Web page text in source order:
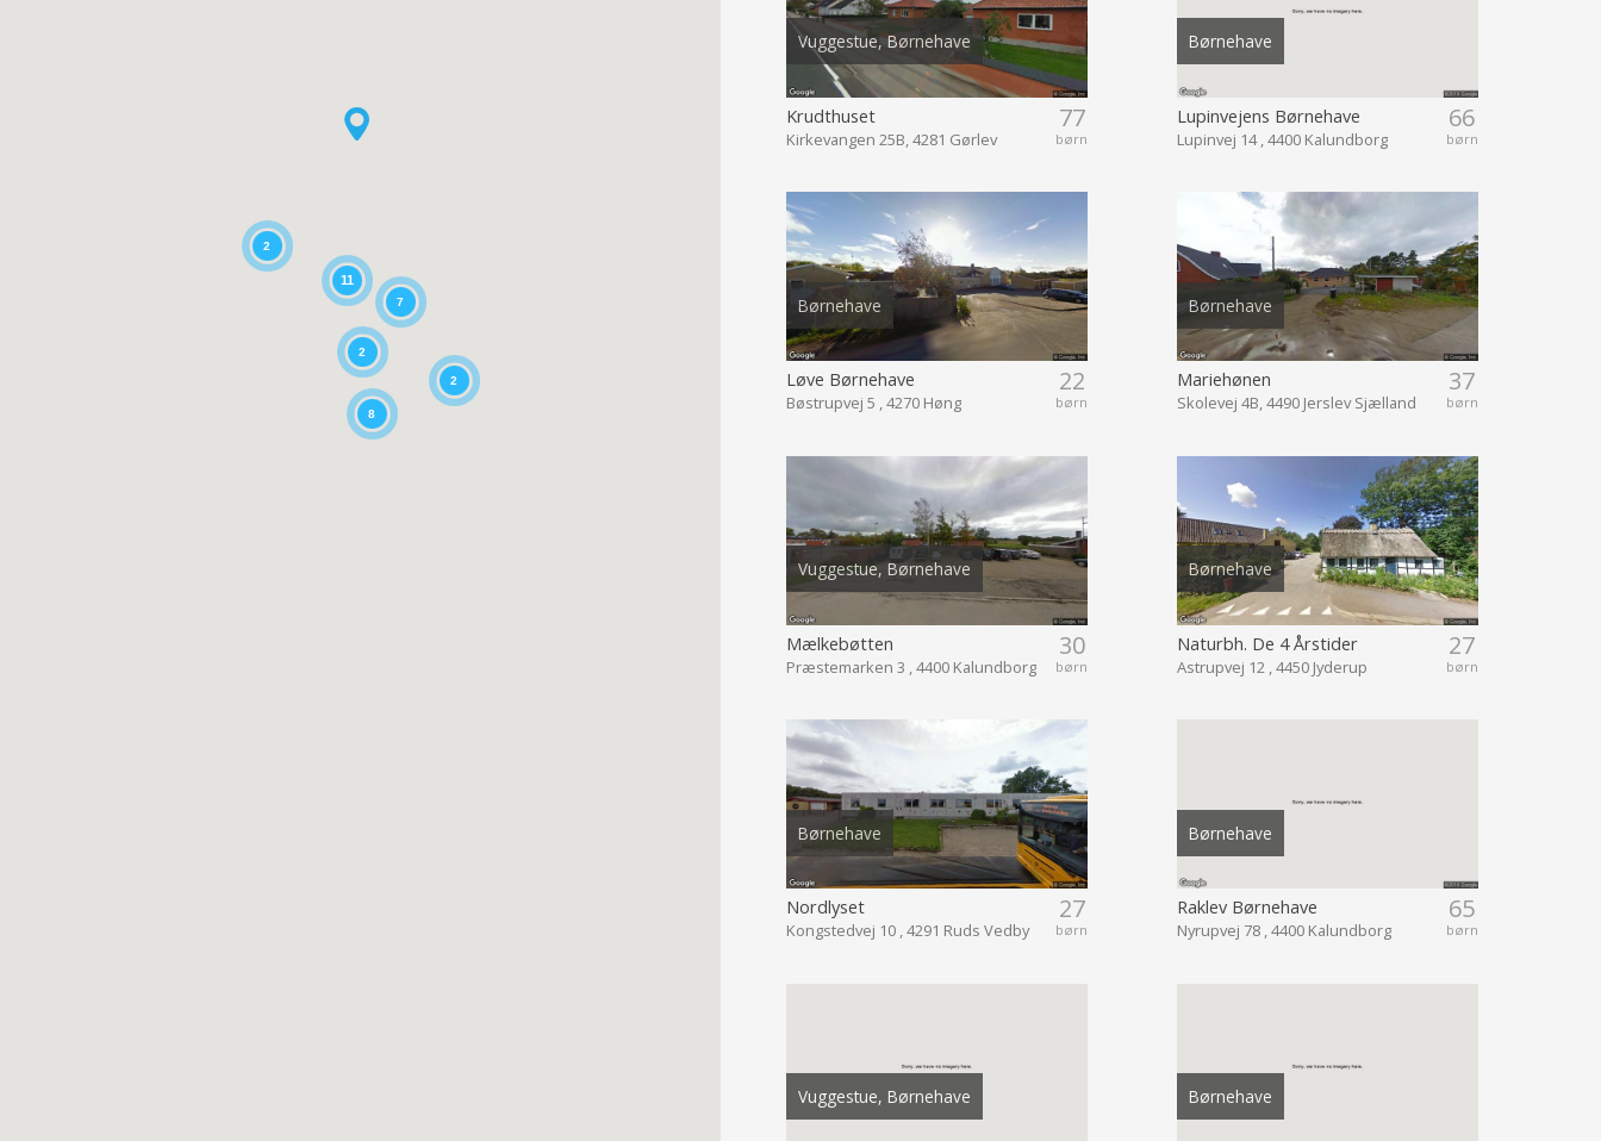
2
8
7
11
2
2
Vuggestue, Børnehave
77
børn
Krudthuset
Kirkevangen 25B, 4281 Gørlev
Børnehave
66
børn
Lupinvejens Børnehave
Lupinvej 14 , 4400 Kalundborg
Børnehave
22
børn
Løve Børnehave
Bøstrupvej 5 , 4270 Høng
Børnehave
37
børn
Mariehønen
Skolevej 4B, 4490 Jerslev Sjælland
Vuggestue, Børnehave
30
børn
Mælkebøtten
Præstemarken 3 , 4400 Kalundborg
Børnehave
27
børn
Naturbh. De 4 Årstider
Astrupvej 12 , 4450 Jyderup
Børnehave
27
børn
Nordlyset
Kongstedvej 10 , 4291 Ruds Vedby
Børnehave
65
børn
Raklev Børnehave
Nyrupvej 78 , 4400 Kalundborg
Vuggestue, Børnehave Børnehave